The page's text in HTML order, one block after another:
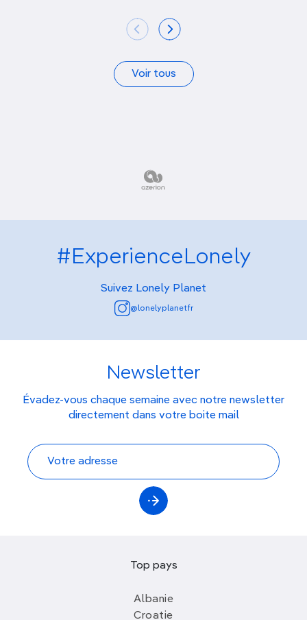
Voir tous
#ExperienceLonely
Suivez Lonely Planet
@lonelyplanetfr
Newsletter
Évadez-vous chaque semaine avec notre newsletter
directement dans votre boite mail
Top pays
Albanie
Croatie